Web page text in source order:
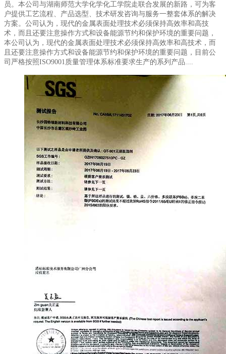
员。本公司与湖南师范大学化学化工学院走联合发展的新路，可为客
户提供工艺流程、产品选型、技术研发咨询与服务一整套体系的解决
方案。公司认为，现代的金属表面处理技术必须保持高效率和高技
术，而且还要注意操作方式和设备能源节约和保护环境的重要问题，
本公司认为，现代的金属表面处理技术必须保持高效率和高技术，而
且还要注意操作方式和设备能源节约和保护环境的重要问题，目前公
司严格按照ISO9001质量管理体系标准要求生产的系列产品....